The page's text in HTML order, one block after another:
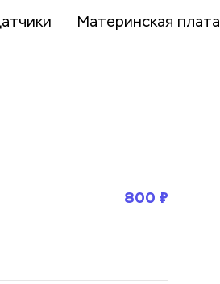
Материнская плата
800 ₽